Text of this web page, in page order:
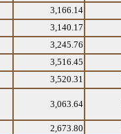
3,166.14
3,140.17
3,245.76
3,516.45
3,520.31
3,063.64
2,673.80